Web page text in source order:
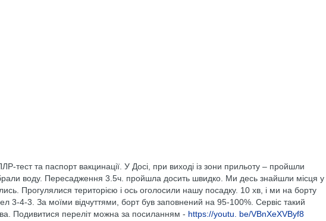
тест та паспорт вакцинації. У Досі, при виході із зони прильоту – пройшли
воду. Пересадження 3.5ч. пройшла досить швидко. Ми десь знайшли місця у
Прогулялися територією і ось оголосили нашу посадку. 10 хв, і ми на борту
3-4-3. За моїми відчуттями, борт був заповнений на 95-100%. Сервіс такий
Подивитися переліт можна за посиланням - https://youtu. be/VBnXeXVByf8